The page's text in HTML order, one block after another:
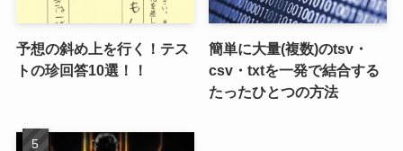
予想の斜め上を行く！テス
トの珍回答10選！！
簡単に大量(複数)のtsv・
csv・txtを一発で結合する
たったひとつの方法